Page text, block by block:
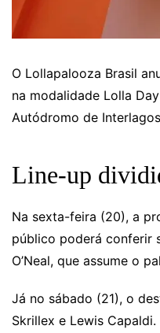
O Lollapalooza Brasil
na modalidade Lolla
Autódromo de
Line-up
Na sexta-feira (20), a
público poderá conferir
O’Neal, que assume o
Já no sábado (21), o
Skrillex e Lewis